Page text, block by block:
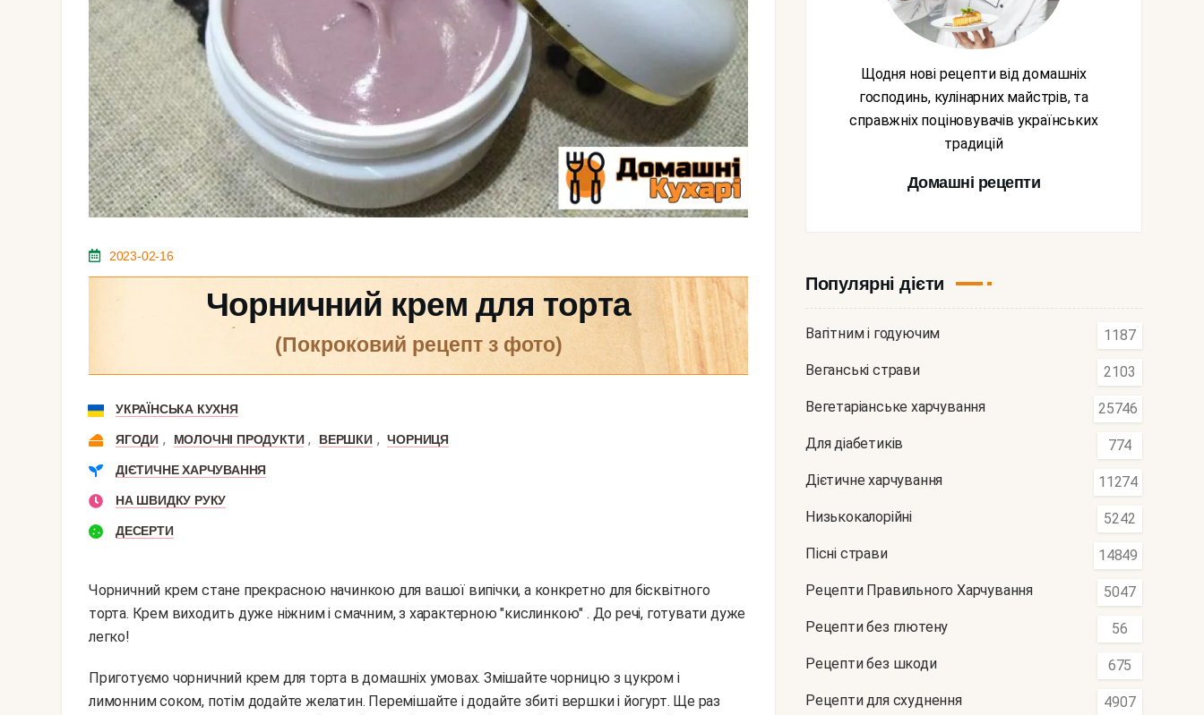
2023-02-16
Чорничний крем для торта
(покроковий рецепт з фото)
УКРАЇНСЬКА КУХНЯ
ЯГОДИ , МОЛОЧНІ ПРОДУКТИ , ВЕРШКИ , ЧОРНИЦЯ
ДІЄТИЧНЕ ХАРЧУВАННЯ
НА ШВИДКУ РУКУ
ДЕСЕРТИ
Чорничний крем стане прекрасною начинкою для вашої випічки, а конкретно для бісквітного
торта. Крем виходить дуже ніжним і смачним, з характерною "кислинкою" . До речі, готувати дуже
легко!
Приготуємо чорничний крем для торта в домашніх умовах. Змішайте чорницю з цукром і
лимонним соком, потім додайте желатин. Перемішайте і додайте збиті вершки і йогурт. Ще раз
Щодня нові рецепти від домашніх
господинь, кулінарних майстрів, та
справжніх поціновувачів українських
традицій
Домашні рецепти
Популярні дієти
Вагітним і годуючим 1187
Веганські страви 2103
Вегетаріанське харчування 25746
Для діабетиків 774
Дієтичне харчування 11274
Низькокалорійні 5242
Пісні страви 14849
Рецепти Правильного Харчування 5047
Рецепти без глютену 56
Рецепти без шкоди 675
Рецепти для схуднення 4907